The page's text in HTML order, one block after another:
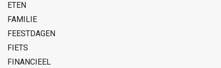
ETEN
FAMILIE
FEESTDAGEN
FIETS
FINANCIEEL